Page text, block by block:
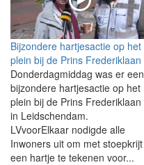
Bijzondere hartjesactie op het
plein bij de Prins Frederiklaan
Donderdagmiddag was er een
bijzondere hartjesactie op het
plein bij de Prins Frederiklaan
in Leidschendam.
LVvoorElkaar nodigde alle
Inwoners uit om met stoepkrijt
een hartje te tekenen voor...